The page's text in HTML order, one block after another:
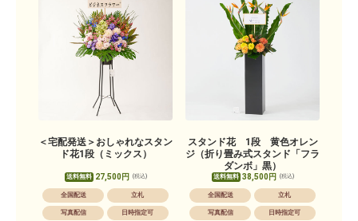
＜宅配発送＞おしゃれなスタン
ド花1段（ミックス）
送料無料 27,500円 (税込)
全国配送 立札
写真配信 日時指定可
スタンド花 1段 黄色オレン
ジ（折り畳み式スタンド「フラ
ダンボ」黒）
送料無料 38,500円 (税込)
全国配送 立札
写真配信 日時指定可